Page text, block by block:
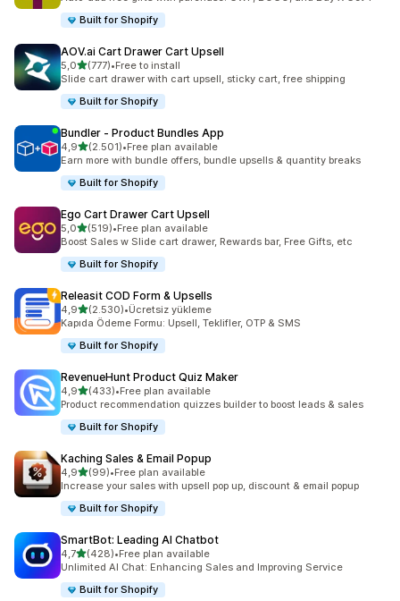
Built for Shopify
AOV.ai Cart Drawer Cart Upsell
5,05 yıldız üzerinden
(777)
toplam 777 değerlendirme
•Free to install
Slide cart drawer with cart upsell, sticky cart, free shipping
Built for Shopify
Bundler ‑ Product Bundles App
4,95 yıldız üzerinden
(2.501)
toplam 2501 değerlendirme
•Free plan available
Earn more with bundle offers, bundle upsells & quantity breaks
Built for Shopify
Ego Cart Drawer Cart Upsell
5,05 yıldız üzerinden
(519)
toplam 519 değerlendirme
•Free plan available
Boost Sales w Slide cart drawer, Rewards bar, Free Gifts, etc
Built for Shopify
Releasit COD Form & Upsells
4,95 yıldız üzerinden
(2.530)
toplam 2530 değerlendirme
•Ücretsiz yükleme
Kapıda Ödeme Formu: Upsell, Teklifler, OTP & SMS
Built for Shopify
RevenueHunt Product Quiz Maker
4,95 yıldız üzerinden
(433)
toplam 433 değerlendirme
•Free plan available
Product recommendation quizzes builder to boost leads & sales
Built for Shopify
Kaching Sales & Email Popup
4,95 yıldız üzerinden
(99)
toplam 99 değerlendirme
•Free plan available
Increase your sales with upsell pop up, discount & email popup
Built for Shopify
SmartBot: Leading AI Chatbot
4,75 yıldız üzerinden
(428)
toplam 428 değerlendirme
•Free plan available
Unlimited AI Chat: Enhancing Sales and Improving Service
Built for Shopify